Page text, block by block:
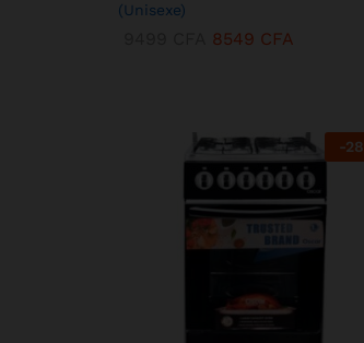
(Unisexe)
8549 CFA
-28